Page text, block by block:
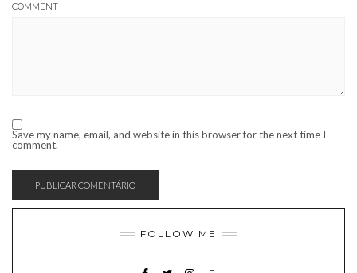
COMMENT
Save my name, email, and website in this browser for the next time I
comment.
FOLLOW ME